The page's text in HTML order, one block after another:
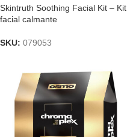
Skintruth Soothing Facial Kit – Kit
facial calmante
SKU: 079053